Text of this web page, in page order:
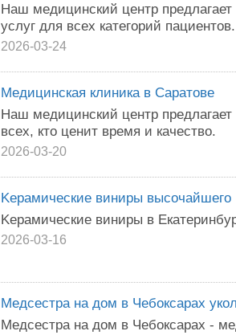
Наш медицинский центр
услуг для всех категорий пациентов.
2026-03-24
Медицинская клиника в Саратове
Наш медицинский центр
всех, кто ценит время и качество.
2026-03-20
Kepамичеcкиe виниpы выcочaйшeго
Kepaмичeские виниpы в
2026-03-16
Медсестра на дом в Чебоксарах
Медсестра на дом в Чебоксарах -